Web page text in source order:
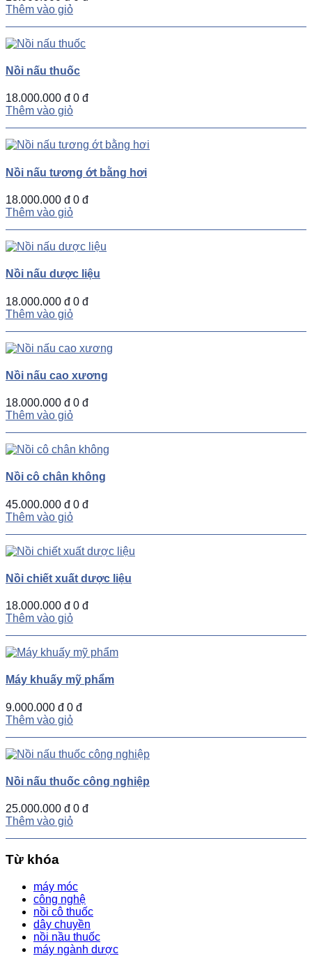
Thêm vào giỏ
Nồi nấu thuốc
18.000.000 đ 0 đ
Thêm vào giỏ
Nồi nấu tương ớt bằng hơi
18.000.000 đ 0 đ
Thêm vào giỏ
Nồi nấu dược liệu
18.000.000 đ 0 đ
Thêm vào giỏ
Nồi nấu cao xương
18.000.000 đ 0 đ
Thêm vào giỏ
Nồi cô chân không
45.000.000 đ 0 đ
Thêm vào giỏ
Nồi chiết xuất dược liệu
18.000.000 đ 0 đ
Thêm vào giỏ
Máy khuấy mỹ phẩm
9.000.000 đ 0 đ
Thêm vào giỏ
Nồi nấu thuốc công nghiệp
25.000.000 đ 0 đ
Thêm vào giỏ
Từ khóa
máy móc
công nghệ
nồi cô thuốc
dây chuyền
nồi nầu thuốc
máy ngành dược